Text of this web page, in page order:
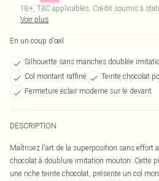
18+, T&C applicables. Crédit soumis à
Voir plus
En un coup d’œil
Silhouette sans manches doublée
Col montant raffiné
Teinte chocolat
Fermeture éclair moderne sur le devant
DESCRIPTION
Maîtrisez l'art de la superposition sans effort
chocolat à doublure imitation mouton. Cette
une riche teinte chocolat, présente un col